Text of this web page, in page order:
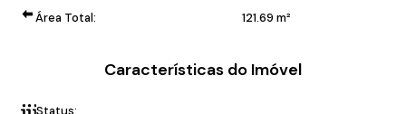
Área Total: 121.69 m²
Características do Imóvel
Status: